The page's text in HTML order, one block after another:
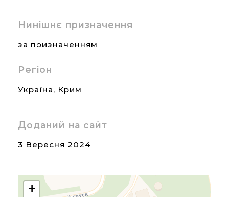
Нинішнє призначення
за призначенням
Регіон
Україна, Крим
Доданий на сайт
3 Вересня 2024
+